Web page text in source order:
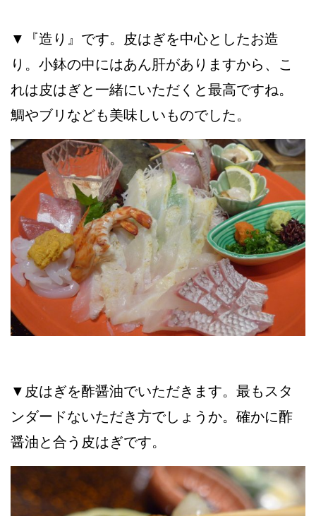
▼『造り』です。皮はぎを中心としたお造
り。小鉢の中にはあん肝がありますから、こ
れは皮はぎと一緒にいただくと最高ですね。
鯛やブリなども美味しいものでした。
▼皮はぎを酢醤油でいただきます。最もスタ
ンダードないただき方でしょうか。確かに酢
醤油と合う皮はぎです。